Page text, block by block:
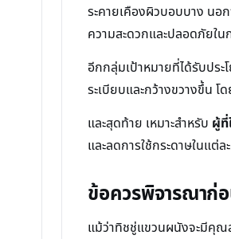
ระคายเคืองผิวบอบบาง นอ
ความสะดวกและปลอดภัยใน
อีกกลุ่มเป้าหมายที่ได้รับประ
ระเบียบและกว้างขวางขึ้น
และสุดท้าย เหมาะสำหรับ ผู้ที่
และลดการใช้กระดาษในแ
ข้อควรพิจารณาก่
แม้ว่าทิชชู่แขวนผนังจะมีคุณ